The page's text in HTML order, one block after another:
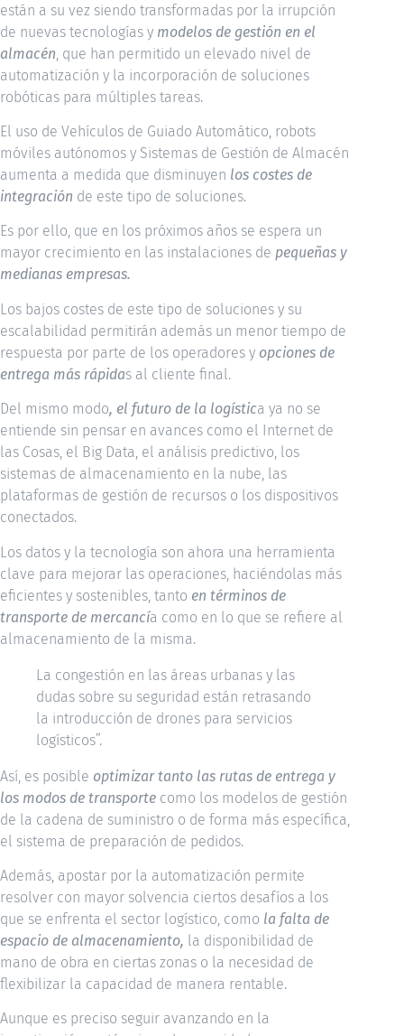
están a su vez siendo transformadas por la irrupción
de nuevas tecnologías y modelos de gestión en el
almacén , que han permitido un elevado nivel de
automatización y la incorporación de soluciones
robóticas para múltiples tareas.
El uso de Vehículos de Guiado Automático, robots
móviles autónomos y Sistemas de Gestión de Almacén
aumenta a medida que disminuyen los costes de
integración de este tipo de soluciones.
Es por ello, que en los próximos años se espera un
mayor crecimiento en las instalaciones de pequeñas y
medianas empresas.
Los bajos costes de este tipo de soluciones y su
escalabilidad permitirán además un menor tiempo de
respuesta por parte de los operadores y opciones de
entrega más rápidas al cliente final.
Del mismo modo, el futuro de la logística ya no se
entiende sin pensar en avances como el Internet de
las Cosas, el Big Data, el análisis predictivo, los
sistemas de almacenamiento en la nube, las
plataformas de gestión de recursos o los dispositivos
conectados.
Los datos y la tecnología son ahora una herramienta
clave para mejorar las operaciones, haciéndolas más
eficientes y sostenibles, tanto en términos de
transporte de mercancía como en lo que se refiere al
almacenamiento de la misma.
La congestión en las áreas urbanas y las
dudas sobre su seguridad están retrasando
la introducción de drones para servicios
logísticos”.
Así, es posible optimizar tanto las rutas de entrega y
los modos de transporte como los modelos de gestión
de la cadena de suministro o de forma más específica,
el sistema de preparación de pedidos.
Además, apostar por la automatización permite
resolver con mayor solvencia ciertos desafíos a los
que se enfrenta el sector logístico, como la falta de
espacio de almacenamiento, la disponibilidad de
mano de obra en ciertas zonas o la necesidad de
flexibilizar la capacidad de manera rentable.
Aunque es preciso seguir avanzando en la